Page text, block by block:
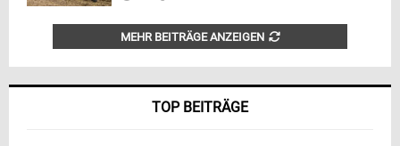
MEHR BEITRÄGE ANZEIGEN
TOP BEITRÄGE